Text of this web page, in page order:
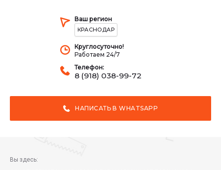
Ваш регион
КРАСНОДАР
Круглосуточно!
Работаем 24/7
Телефон:
8 (918) 038-99-72
НАПИСАТЬ В WHATSAPP
Вы здесь: